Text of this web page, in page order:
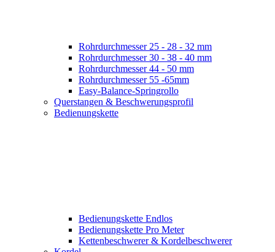
Rohrdurchmesser 25 - 28 - 32 mm
Rohrdurchmesser 30 - 38 - 40 mm
Rohrdurchmesser 44 - 50 mm
Rohrdurchmesser 55 -65mm
Easy-Balance-Springrollo
Querstangen & Beschwerungsprofil
Bedienungskette
Bedienungskette Endlos
Bedienungskette Pro Meter
Kettenbeschwerer & Kordelbeschwerer